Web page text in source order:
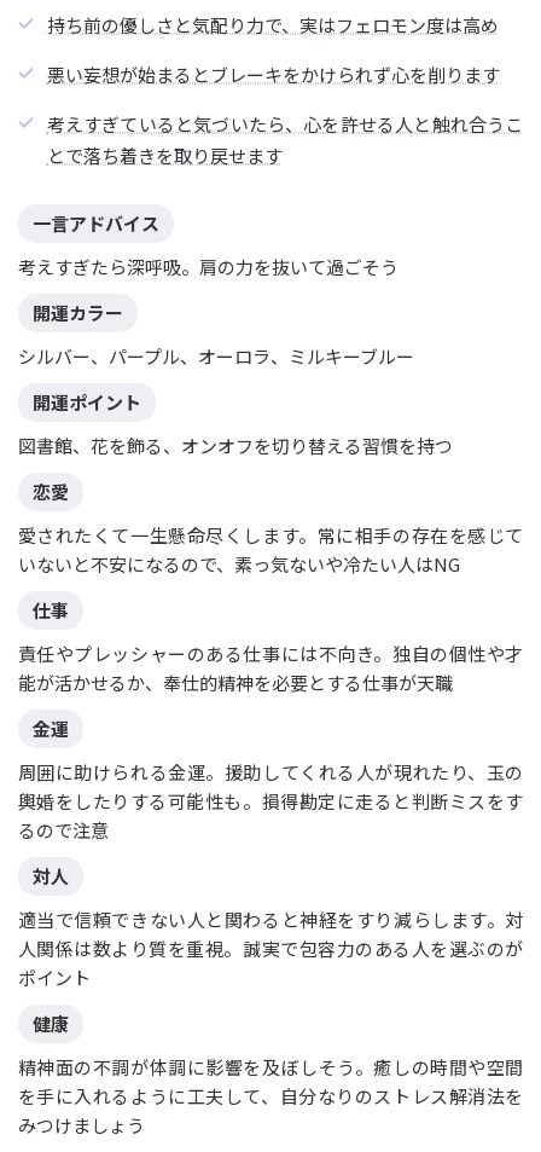
持ち前の優しさと気配り力で、実はフェロモン度は高め
悪い妄想が始まるとブレーキをかけられず心を削ります
考えすぎていると気づいたら、心を許せる人と触れ合うこ
とで落ち着きを取り戻せます
一言アドバイス
考えすぎたら深呼吸。肩の力を抜いて過ごそう
開運カラー
シルバー、パープル、オーロラ、ミルキーブルー
開運ポイント
図書館、花を飾る、オンオフを切り替える習慣を持つ
恋愛
愛されたくて一生懸命尽くします。常に相手の存在を感じて
いないと不安になるので、素っ気ないや冷たい人はNG
仕事
責任やプレッシャーのある仕事には不向き。独自の個性や才
能が活かせるか、奉仕的精神を必要とする仕事が天職
金運
周囲に助けられる金運。援助してくれる人が現れたり、玉の
輿婚をしたりする可能性も。損得勘定に走ると判断ミスをす
るので注意
対人
適当で信頼できない人と関わると神経をすり減らします。対
人関係は数より質を重視。誠実で包容力のある人を選ぶのが
ポイント
健康
精神面の不調が体調に影響を及ぼしそう。癒しの時間や空間
を手に入れるように工夫して、自分なりのストレス解消法を
みつけましょう